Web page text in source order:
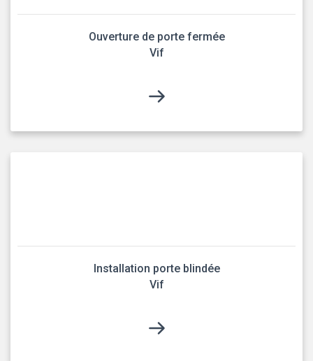
Ouverture de porte fermée
Vif
Installation porte blindée
Vif